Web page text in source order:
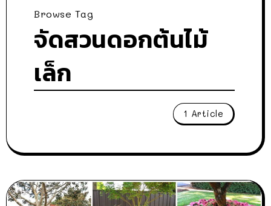
Browse Tag
จัดสวนดอกต้นไม้
เล็ก
1 Article